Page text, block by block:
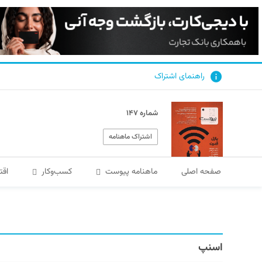
راهنمای اشتراک
شماره ۱۴۷
اشتراک ماهنامه
صفحه اصلی ماهنامه پیوست کسب‌و‌کار
اسنپ